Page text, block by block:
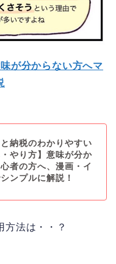
が分からない方へマ
と納税のわかりやすい
やり方】意味が分か
者の方へ、漫画・イ
ンプルに解説！
方法は・・？